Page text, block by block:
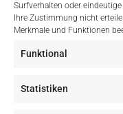
Surfverhalten oder
Ihre Zustimmung nicht
Merkmale und Funktionen
Funktional
Statistiken
Einfach Online